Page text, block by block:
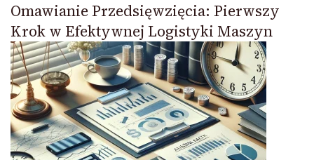
Omawianie Przedsięwzięcia: Pierwszy
Krok w Efektywnej Logistyki Maszyn